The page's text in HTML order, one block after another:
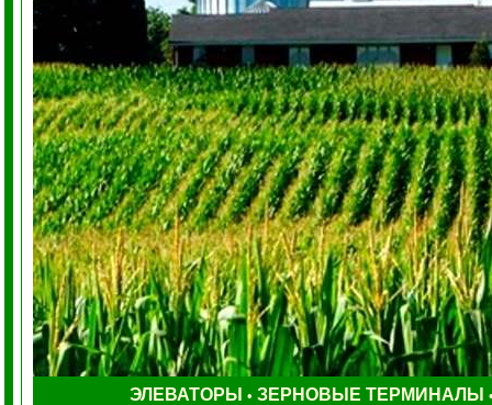
ЭЛЕВАТОРЫ • ЗЕРНОВЫЕ ТЕРМИНАЛЫ